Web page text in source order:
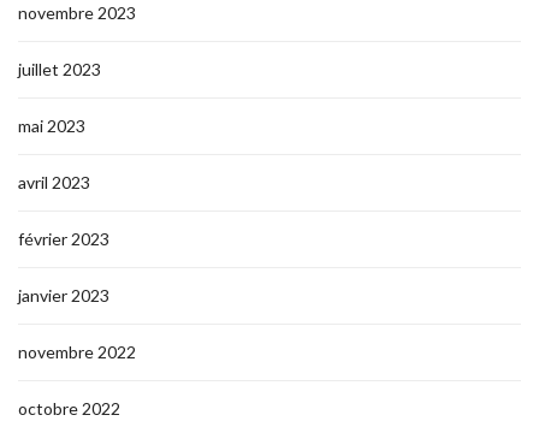
novembre 2023
juillet 2023
mai 2023
avril 2023
février 2023
janvier 2023
novembre 2022
octobre 2022